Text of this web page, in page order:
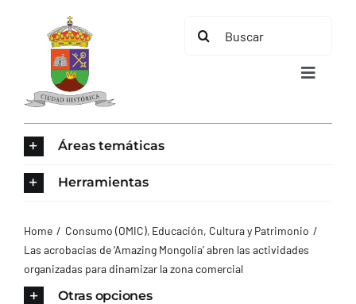
contenido
Buscar:
Toggle
AYUNTAMIENTO
Áreas temáticas
Herramientas
Home Consumo (OMIC) Educación, Cultura y Patrimonio
Las acrobacias de ‘Amazing Mongolia’ abren las actividades
organizadas para dinamizar la zona comercial
Otras opciones